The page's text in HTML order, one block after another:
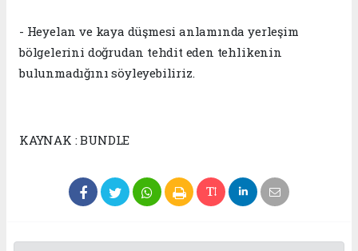
- Heyelan ve kaya düşmesi anlamında yerleşim
bölgelerini doğrudan tehdit eden tehlikenin
bulunmadığını söyleyebiliriz.
KAYNAK : BUNDLE